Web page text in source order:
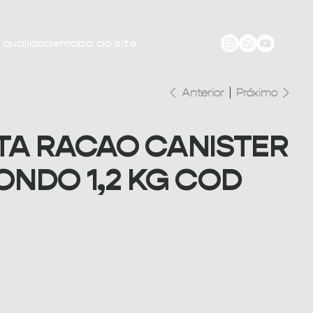
mapa do site
Anterior Próximo
RACAO CANISTER
1,2 KG COD